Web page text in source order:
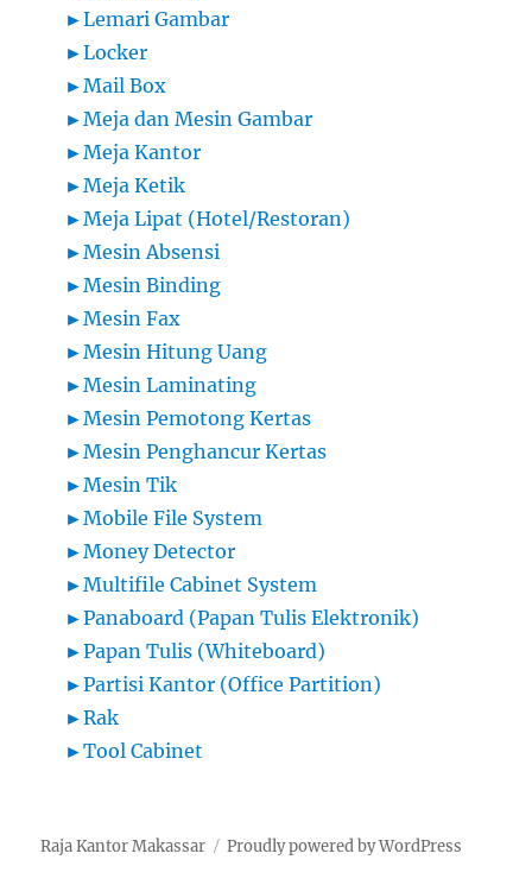
►Lemari Gambar
►Locker
►Mail Box
►Meja dan Mesin Gambar
►Meja Kantor
►Meja Ketik
►Meja Lipat (Hotel/Restoran)
►Mesin Absensi
►Mesin Binding
►Mesin Fax
►Mesin Hitung Uang
►Mesin Laminating
►Mesin Pemotong Kertas
►Mesin Penghancur Kertas
►Mesin Tik
►Mobile File System
►Money Detector
►Multifile Cabinet System
►Panaboard (Papan Tulis Elektronik)
►Papan Tulis (Whiteboard)
►Partisi Kantor (Office Partition)
►Rak
►Tool Cabinet
Raja Kantor Makassar Proudly powered by WordPress